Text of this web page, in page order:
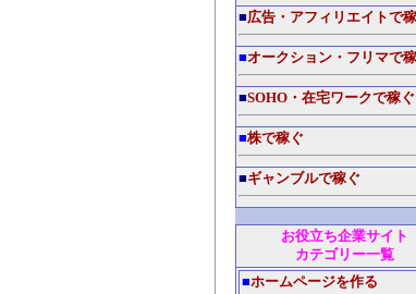
■広告・アフィリエイトで
■オークション・フリマで
■SOHO・在宅ワークで稼ぐ
■株で稼ぐ
■ギャンブルで稼ぐ
お役立ち企業サイト
カテゴリー一覧
■ホームページを作る